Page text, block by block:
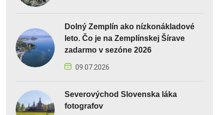
Dolný Zemplín ako nízkonákladové
leto. Čo je na Zemplínskej Šírave
zadarmo v sezóne 2026
09.07.2026
Severovýchod Slovenska láka
fotografov